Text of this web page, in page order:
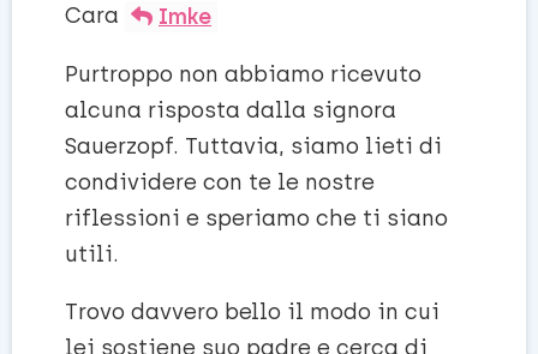
Cara Imke
Purtroppo non abbiamo ricevuto
alcuna risposta dalla signora
Sauerzopf. Tuttavia, siamo lieti di
condividere con te le nostre
riflessioni e speriamo che ti siano
utili.
Trovo davvero bello il modo in cui
lei sostiene suo padre e cerca di